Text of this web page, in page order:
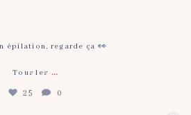
épilation, regarde ça 👀
Tous les …
25 0